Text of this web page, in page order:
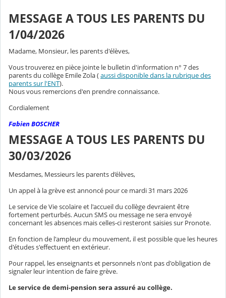
MESSAGE A TOUS LES PARENTS DU
1/04/2026
Madame, Monsieur, les parents d'élèves,
Vous trouverez en pièce jointe le bulletin d'information n° 7 des
parents du collège Emile Zola (aussi disponible dans la rubrique des
parents sur l'ENT).
Nous vous remercions d'en prendre connaissance.
Cordialement
Fabien BOSCHER
MESSAGE A TOUS LES PARENTS DU
30/03/2026
Mesdames, Messieurs les parents d’élèves,
Un appel à la grève est annoncé pource mardi 31 mars 2026
Le service de Vie scolaire et l'accueil du collège devraient être
fortement perturbés. Aucun SMS ou message ne sera envoyé
concernant les absences mais celles-ci resteront saisies sur Pronote.
En fonction de l'ampleur du mouvement, il est possible que les heures
d'études s'effectuent en extérieur.
Pour rappel, les enseignants et personnels n'ont pas d'obligation de
signaler leur intention de faire grève.
Le service de demi-pension sera assuré au collège.